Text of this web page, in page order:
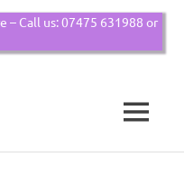
– Call us: 07475 631988 or
MENU